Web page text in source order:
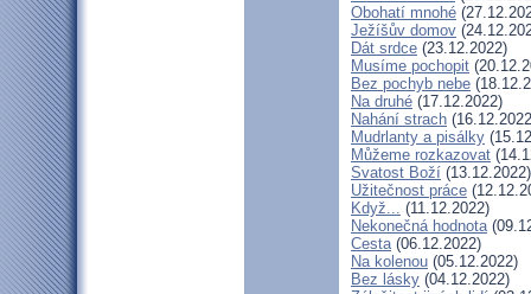
Obohatí mnohé
Ježíšův domov
Dát srdce (23.12.2022)
Musíme pochopit
Bez pochyb nebe
Na druhé (17.12.2022)
Nahání strach
Mudrlanty a pisálky
Můžeme rozkazovat
Svatost Boží (13.12.2022)
Užitečnost práce
Když... (11.12.2022)
Nekonečná hodnota
Cesta(06.12.2022)
Na kolenou (05.12.2022)
Bez lásky (04.12.2022)